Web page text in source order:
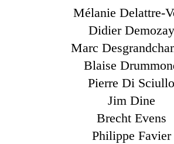
Mélanie Delattre-
Didier Demozay
Marc
Blaise
Pierre Di Sciullo
Jim Dine
Brecht Evens
Philippe Favier